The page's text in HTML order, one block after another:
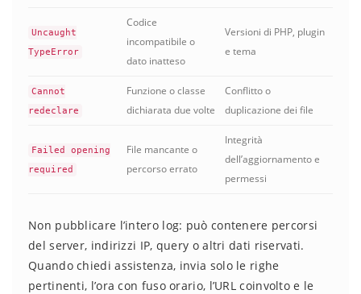
Uncaught
TypeError
Codice
incompatibile o
dato inatteso
Versioni di PHP, plugin
e tema
Cannot
redeclare
Funzione o classe
dichiarata due volte
Conflitto o
duplicazione dei file
Failed opening
required
File mancante o
percorso errato
Integrità
dell’aggiornamento e
permessi
Non pubblicare l’intero log: può contenere percorsi
del server, indirizzi IP, query o altri dati riservati.
Quando chiedi assistenza, invia solo le righe
pertinenti, l’ora con fuso orario, l’URL coinvolto e le